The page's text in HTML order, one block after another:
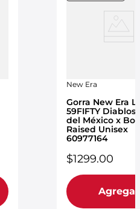
New Era
Gorra New Era
59FIFTY Diablos
del México x
Raised Unisex
60977164
$1299.00
Agregar